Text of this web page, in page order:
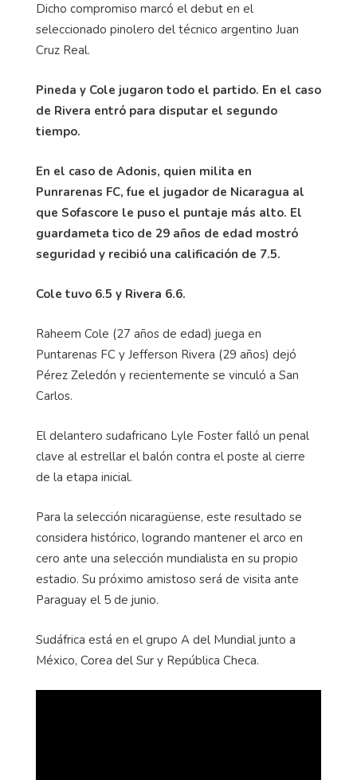
Dicho compromiso marcó el debut en el
seleccionado pinolero del técnico argentino Juan
Cruz Real.
Pineda y Cole jugaron todo el partido. En el caso
de Rivera entró para disputar el segundo
tiempo.
En el caso de Adonis, quien milita en
Punrarenas FC, fue el jugador de Nicaragua al
que Sofascore le puso el puntaje más alto. El
guardameta tico de 29 años de edad mostró
seguridad y recibió una calificación de 7.5.
Cole tuvo 6.5 y Rivera 6.6.
Raheem Cole (27 años de edad) juega en
Puntarenas FC y Jefferson Rivera (29 años) dejó
Pérez Zeledón y recientemente se vinculó a San
Carlos.
El delantero sudafricano Lyle Foster falló un penal
clave al estrellar el balón contra el poste al cierre
de la etapa inicial.
Para la selección nicaragüense, este resultado se
considera histórico, logrando mantener el arco en
cero ante una selección mundialista en su propio
estadio. Su próximo amistoso será de visita ante
Paraguay el 5 de junio.
Sudáfrica está en el grupo A del Mundial junto a
México, Corea del Sur y República Checa.